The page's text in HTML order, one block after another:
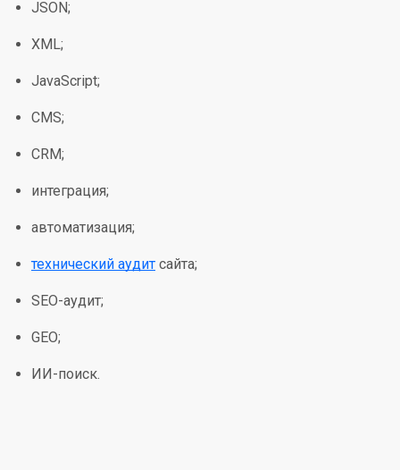
JSON;
XML;
JavaScript;
CMS;
CRM;
интеграция;
автоматизация;
технический аудит сайта;
SEO-аудит;
GEO;
ИИ-поиск.